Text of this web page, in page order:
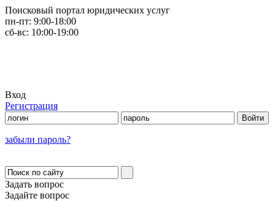
Поисковый портал юридических услуг
пн-пт: 9:00-18:00
сб-вс: 10:00-19:00
Вход
Регистрация
забыли пароль?
Задать вопрос
Задайте вопрос